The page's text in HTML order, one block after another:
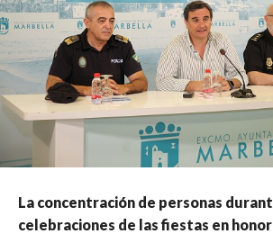
La concentración de personas
celebraciones de las fiestas en